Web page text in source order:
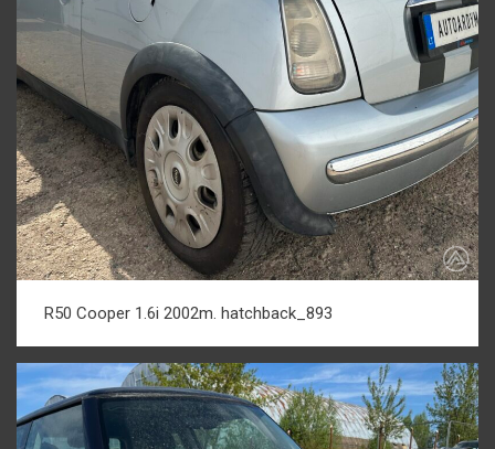
R50 Cooper 1.6i 2002m. hatchback_893